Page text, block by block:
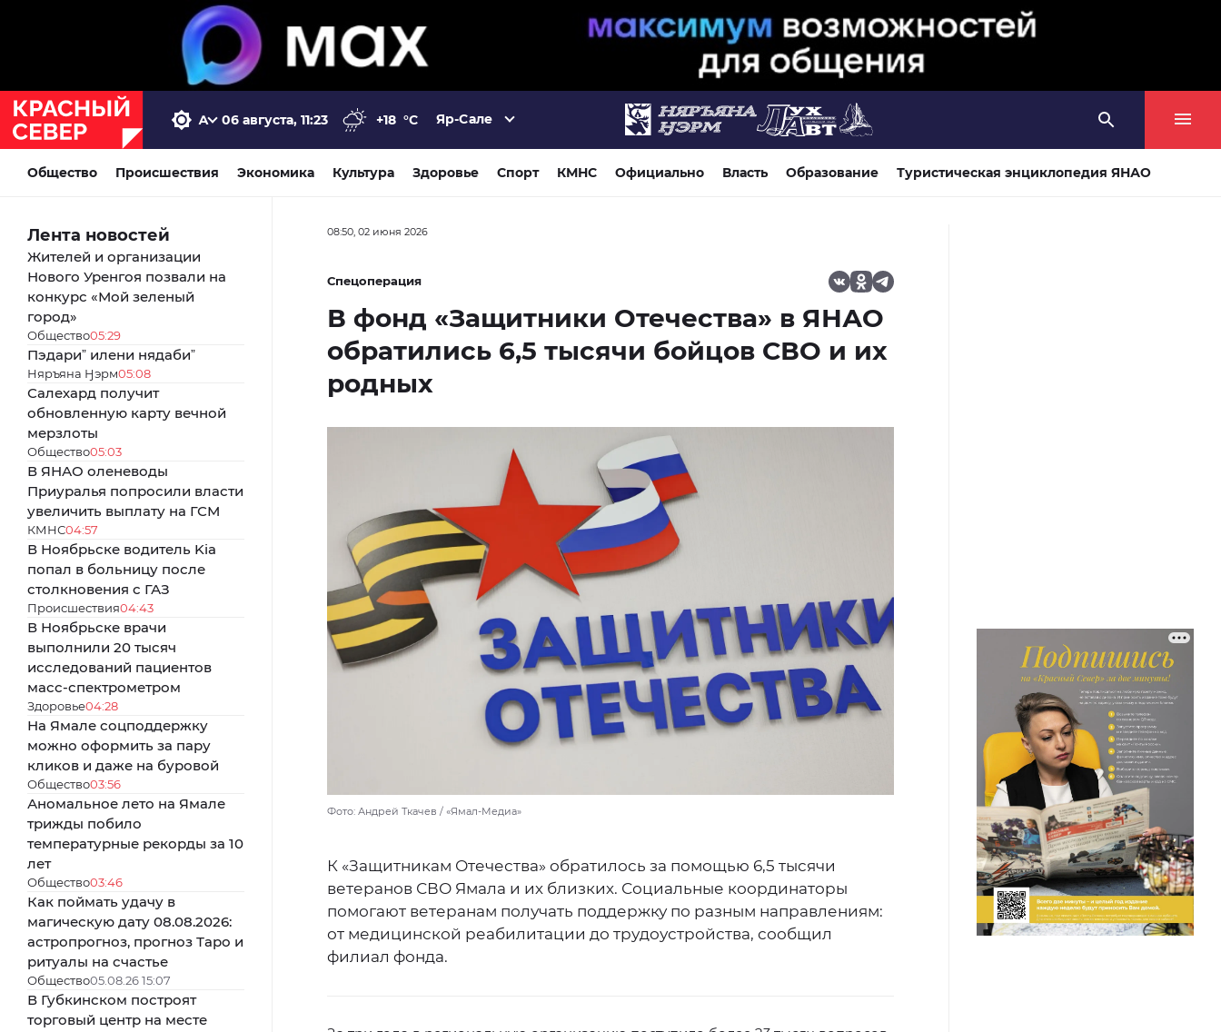
06 августа, 11:23 +18 °C Яр-Сале
Общество Происшествия Экономика Культура Здоровье Спорт КМНС Официально Власть Образование Туристическая энциклопедия ЯНАО
Лента новостей
Жителей и организации
Нового Уренгоя позвали на
конкурс «Мой зеленый
город»
Общество05:29
Пэдариˮ илени нядабиˮ
Няръяна Ӈэрм05:08
Салехард получит
обновленную карту вечной
мерзлоты
Общество05:03
В ЯНАО оленеводы
Приуралья попросили власти
увеличить выплату на ГСМ
КМНС04:57
В Ноябрьске водитель Kia
попал в больницу после
столкновения с ГАЗ
Происшествия04:43
В Ноябрьске врачи
выполнили 20 тысяч
исследований пациентов
масс-спектрометром
Здоровье04:28
На Ямале соцподдержку
можно оформить за пару
кликов и даже на буровой
Общество03:56
Аномальное лето на Ямале
трижды побило
температурные рекорды за 10
лет
Общество03:46
Как поймать удачу в
магическую дату 08.08.2026:
астропрогноз, прогноз Таро и
ритуалы на счастье
Общество05.08.26 15:07
В Губкинском построят
торговый центр на месте
08:50, 02 июня 2026
Спецоперация
В фонд «Защитники Отечества» в ЯНАО
обратились 6,5 тысячи бойцов СВО и их
родных
Фото: Андрей Ткачев / «Ямал-Медиа»
К «Защитникам Отечества» обратилось за помощью 6,5 тысячи
ветеранов СВО Ямала и их близких. Социальные координаторы
помогают ветеранам получать поддержку по разным направлениям:
от медицинской реабилитации до трудоустройства, сообщил
филиал фонда.